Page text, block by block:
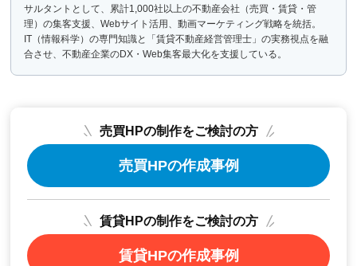
サルタントとして、累計1,000社以上の不動産会社（売買・賃貸・管
理）の集客支援、Webサイト活用、動画マーケティング戦略を統括。
IT（情報科学）の専門知識と「賃貸不動産経営管理士」の実務視点を融
合させ、不動産企業のDX・Web集客最大化を支援している。
売買HPの制作をご検討の方
売買HPの作成事例
賃貸HPの制作をご検討の方
賃貸HPの作成事例